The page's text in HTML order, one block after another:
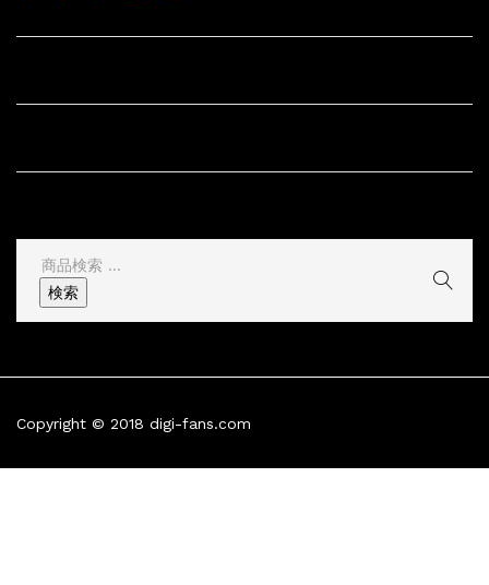
検
索
結
検索
Copyright © 2018 digi-fans.com